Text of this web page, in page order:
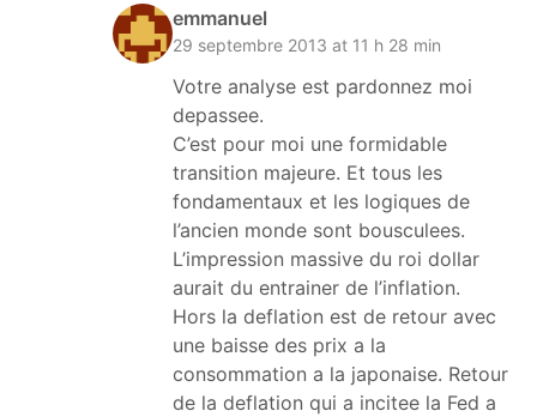
emmanuel
29 septembre 2013 at 11 h 28 min
Votre analyse est pardonnez moi
depassee.
C’est pour moi une formidable
transition majeure. Et tous les
fondamentaux et les logiques de
l’ancien monde sont bousculees.
L’impression massive du roi dollar
aurait du entrainer de l’inflation.
Hors la deflation est de retour avec
une baisse des prix a la
consommation a la japonaise. Retour
de la deflation qui a incitee la Fed a